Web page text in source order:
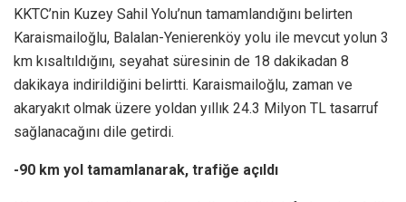
KKTC’nin Kuzey Sahil Yolu’nun tamamlandığını belirten
Karaismailoğlu, Balalan-Yenierenköy yolu ile mevcut yolun 3
km kısaltıldığını, seyahat süresinin de 18 dakikadan 8
dakikaya indirildiğini belirtti. Karaismailoğlu, zaman ve
akaryakıt olmak üzere yoldan yıllık 24.3 Milyon TL tasarruf
sağlanacağını dile getirdi.
-90 km yol tamamlanarak, trafiğe açıldı